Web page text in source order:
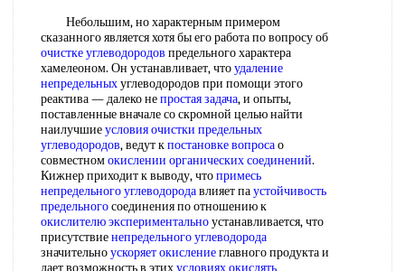
Небольшим, но характерным примером
сказанного является хотя бы его работа по вопросу об
очистке углеводородов предельного характера
хамелеоном. Он устанавливает, чтоудаление
непредельныхуглеводородов при помощи этого
реактива — далеко непростая задача, и опыты,
поставленные вначале со скромной целью найти
наилучшиеусловия очистки предельных
углеводородов, ведут кпостановке вопросао
совместномокислении органических соединений.
Кижнер приходит к выводу, чтопримесь
непредельного углеводородавлияет паустойчивость
предельногосоединения по отношению к
окислителю экспериментальноустанавливается, что
присутствиенепредельного углеводорода
значительноускоряет окислениеглавного продукта и
дает возможность в этихусловиях окислять